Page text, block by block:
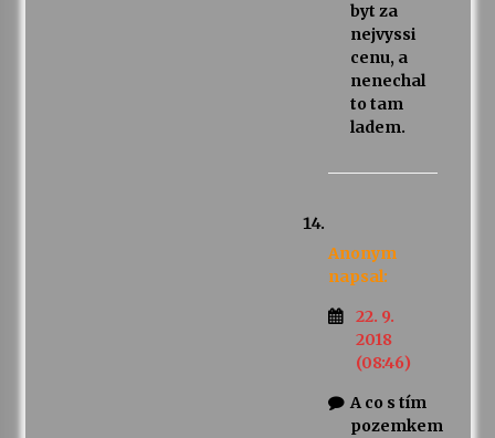
byt za
nejvyssi
cenu, a
nenechal
to tam
ladem.
Anonym
napsal:
22. 9.
2018
(08:46)
A co s tím
pozemkem